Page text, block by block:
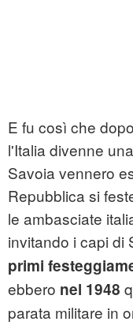
E fu così che
l'Italia divenne
Savoia vennero
Repubblica si
le ambasciate
invitando i capi di
primi
ebbero nel 1948
parata militare in